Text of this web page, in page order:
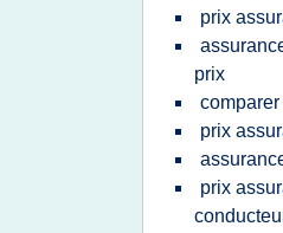
prix
prix
prix
prix